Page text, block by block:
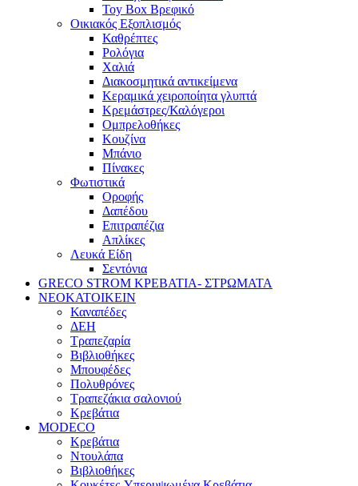
Toy Box Βρεφικό
Οικιακός Εξοπλισμός
Καθρέπτες
Ρολόγια
Χαλιά
Διακοσμητικά αντικείμενα
Κεραμικά χειροποίητα γλυπτά
Κρεμάστρες/Καλόγεροι
Ομπρελοθήκες
Κουζίνα
Μπάνιο
Πίνακες
Φωτιστικά
Οροφής
Δαπέδου
Επιτραπέζια
Απλίκες
Λευκά Είδη
Σεντόνια
GRECO STROM ΚΡΕΒΑΤΙΑ- ΣΤΡΩΜΑΤΑ
ΝΕΟΚΑΤΟΙΚΕΙΝ
Καναπέδες
ΔΕΗ
Τραπεζαρία
Βιβλιοθήκες
Μπουφέδες
Πολυθρόνες
Τραπεζάκια σαλονιού
Κρεβάτια
MODECO
Κρεβάτια
Ντουλάπα
Βιβλιοθήκες